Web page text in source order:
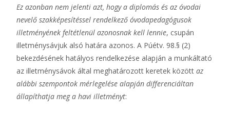
Ez azonban nem jelenti azt, hogy a diplomás és az óvodai
nevelő szakképesítéssel rendelkező óvodapedagógusok
illetményének feltétlenül azonosnak kell lennie, csupán
illetménysávjuk alsó határa azonos. A Púétv. 98.§ (2)
bekezdésének hatályos rendelkezése alapján a munkáltató
az illetménysávok által meghatározott keretek között az
alábbi szempontok mérlegelése alapján differenciáltan
állapíthatja meg a havi illetményt: